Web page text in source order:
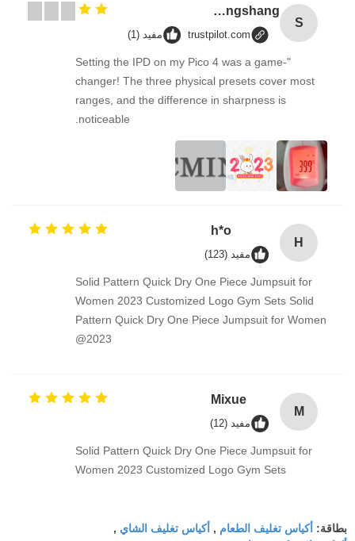
S
Songshang
trustpilot.com مفيد (1)
"Setting the IPD on my Pico 4 was a game-
changer! The three physical presets cover most
ranges, and the difference in sharpness is
noticeable.
H
h*o
مفيد (123)
Solid Pattern Quick Dry One Piece Jumpsuit for
Women 2023 Customized Logo Gym Sets Solid
Pattern Quick Dry One Piece Jumpsuit for Women
2023@
M
Mixue
مفيد (12)
Solid Pattern Quick Dry One Piece Jumpsuit for
Women 2023 Customized Logo Gym Sets
بطاقة: أكياس تغليف الطعام , أكياس تغليف الشاي ,